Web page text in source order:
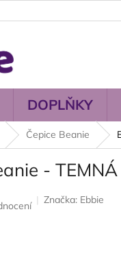
DOPLŇKY
Čepice Beanie
-
Značka: Ebbie